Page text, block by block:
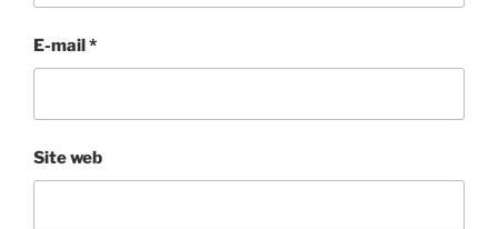
E-mail*
Site web